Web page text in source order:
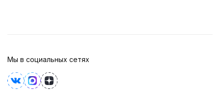
Мы в социальных сетях